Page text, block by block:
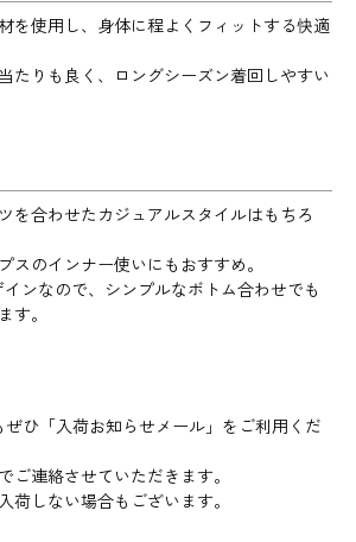
を使用し、身体に程よくフィットする快適
たりも良く、ロングシーズン着回しやすい
を合わせたカジュアルスタイルはもちろ
スのインナー使いにもおすすめ。
ンなので、シンプルなボトム合わせでも
す。
ひ「入荷お知らせメール」をご利用くだ
ご連絡させていただきます。
しない場合もございます。